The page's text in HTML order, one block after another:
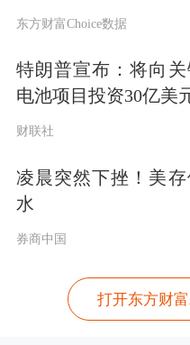
责人就人民币汇
8月5日，中国人
民币汇率相关问
记者：人民币汇
答：受单边主义
对中国加征关税
币对美元汇率有
东方财富Choice数据
特朗普宣布：将向
电池项目投资30亿美
财联社
凌晨突然下挫！美
水
券商中国
打开东方财